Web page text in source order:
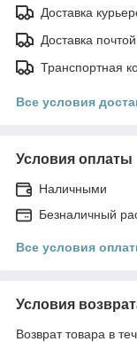
Доставка
Доставка почтой
Транспортная
Все условия
Условия оплаты
Наличными
Безналичный
Все условия
Условия
Возврат товара в